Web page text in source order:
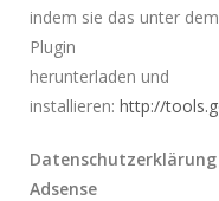
indem sie das unter
Plugin
herunterladen und
installieren: http://
Adsense